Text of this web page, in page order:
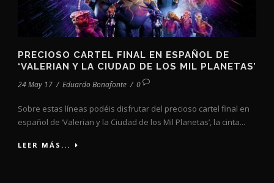
PRECIOSO CARTEL FINAL EN ESPAÑOL DE
‘VALERIAN Y LA CIUDAD DE LOS MIL PLANETAS’
24 May 17 / Eduardo Bonafonte / 0
Sobre estas líneas podéis disfrutar del precioso cartel final en
español de ‘Valerian y la Ciudad de los Mil Planetas’, la cinta...
LEER MÁS...